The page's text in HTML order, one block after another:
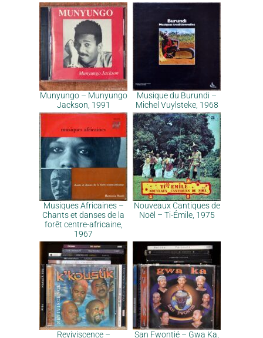
Munyungo – Munyungo
Jackson, 1991
Musique du Burundi –
Michel Vuylsteke, 1968
Musiques Africaines –
Chants et danses de la
forêt centre-africaine,
1967
Nouveaux Cantiques de
Noël – Ti-Émile, 1975
Reviviscence –
San Fwontié – Gwa Ka,